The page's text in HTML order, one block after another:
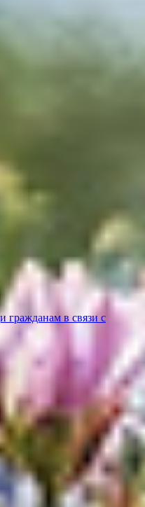
гражданам в связи с